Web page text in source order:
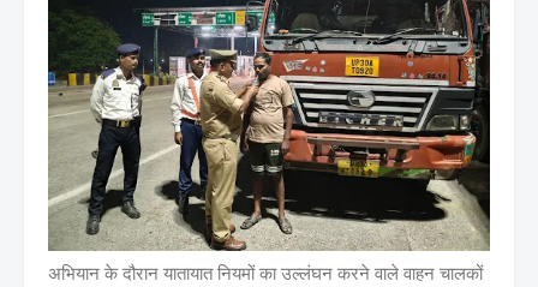
अभियान के दौरान यातायात नियमों का उल्लंघन करने वाले वाहन चालकों